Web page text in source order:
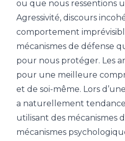
ou que nous ressentions
Agressivité, discours
comportement
mécanismes de défense
pour nous protéger. Les
pour une meilleure
et de soi-même. Lors
a naturellement
utilisant des mécanismes
mécanismes